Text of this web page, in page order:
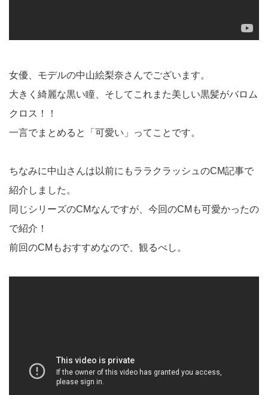
女優、モデルの中山絵梨奈さんでございます。
大きく綺麗な黒い瞳、そしてこれまた美しい黒髪がバロム
クロス！！
一言でまとめると「可愛い」ってことです。
ちなみに中山さんは以前にもララクラッシュのCM記事で
紹介しました。
同じシリーズのCMなんですが、今回のCMも可愛かったの
で紹介！
前回のCMもおすすめなので、観るべし。